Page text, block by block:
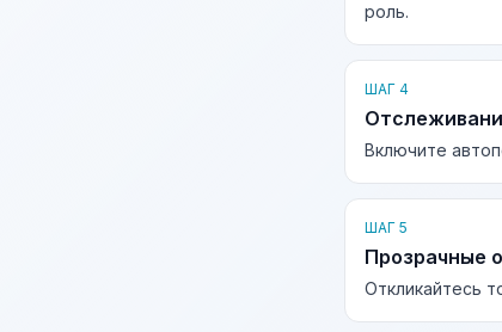
роль.
ШАГ 4
Включите
ШАГ 5
Прозрачные
Откликайтесь